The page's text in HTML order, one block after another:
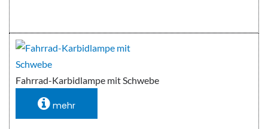
Fahrrad-Karbidlampe mit Schwebe
mehr